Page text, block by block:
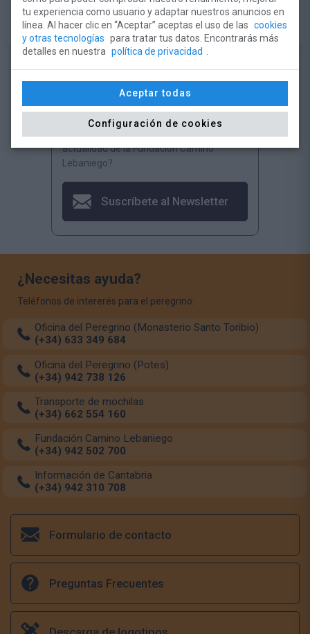
actualidad de la Fundación Camino
Lebaniego?
Suscríbete al Newsletter
¿Necesitas ayuda?
Teléfonos de intererés para el peregrino:
Oficina del Peregrino (Monasterio Santo Toribio)
(+34) 633 349 684
Oficina del Peregrino (Potes)
(+34) 942 738 126
Transporte de mochilas
(+34) 662 554 160
Fundación Camino Lebaniego
(+34) 942 502 700
Información de Cantabria
(+34) 942 310 708
Formulario de contacto
Preguntas Frecuentes
tu experiencia como usuario y adaptar nuestros anuncios en
línea. Al hacer clic en “Aceptar” aceptas el uso de las cookies
y otras tecnologías para tratar tus datos. Encontrarás más
detalles en nuestra política de privacidad
Aceptar todas
Configuración de cookies